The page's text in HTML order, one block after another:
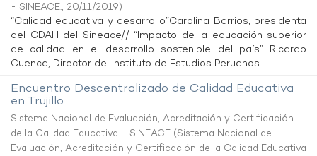
- SINEACE., 20/11/2019)
“Calidad educativa y desarrollo”Carolina Barrios, presidenta
del CDAH del Sineace// “Impacto de la educación superior
de calidad en el desarrollo sostenible del país” Ricardo
Cuenca, Director del Instituto de Estudios Peruanos
Encuentro Descentralizado de Calidad Educativa
en Trujillo
Sistema Nacional de Evaluación, Acreditación y Certificación
de la Calidad Educativa - SINEACE (Sistema Nacional de
Evaluación, Acreditación y Certificación de la Calidad Educativa